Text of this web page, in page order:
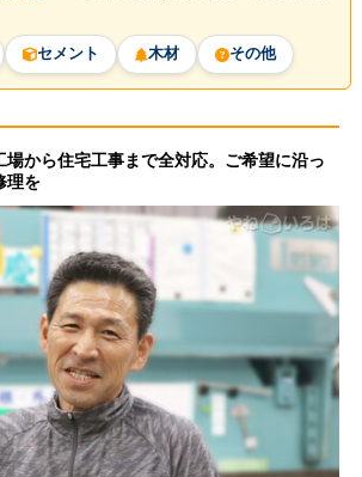
セメント 木材 その他
場から住宅工事まで全対応。ご希望に沿っ
理を